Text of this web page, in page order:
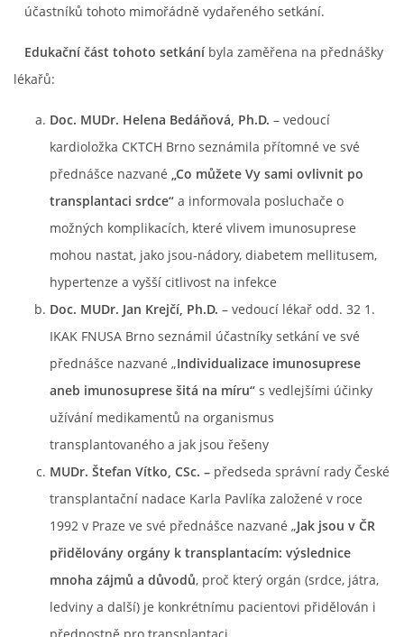
účastníků tohoto mimořádně vydařeného setkání.
Edukační část tohoto setkání byla zaměřena na přednášky
lékařů:
Doc. MUDr. Helena Bedáňová, Ph.D. – vedoucí
kardioložka CKTCH Brno seznámila přítomné ve své
přednášce nazvané „Co můžete Vy sami ovlivnit po
transplantaci srdce“ a informovala posluchače o
možných komplikacích, které vlivem imunosuprese
mohou nastat, jako jsou-nádory, diabetem mellitusem,
hypertenze a vyšší citlivost na infekce
Doc. MUDr. Jan Krejčí, Ph.D. – vedoucí lékař odd. 32 1.
IKAK FNUSA Brno seznámil účastníky setkání ve své
přednášce nazvané „Individualizace imunosuprese
aneb imunosuprese šitá na míru“ s vedlejšími účinky
užívání medikamentů na organismus
transplantovaného a jak jsou řešeny
MUDr. Štefan Vítko, CSc. – předseda správní rady České
transplantační nadace Karla Pavlíka založené v roce
1992 v Praze ve své přednášce nazvané „Jak jsou v ČR
přidělovány orgány k transplantacím: výslednice
mnoha zájmů a důvodů, proč který orgán (srdce, játra,
ledviny a další) je konkrétnímu pacientovi přidělován i
přednostně pro transplantaci